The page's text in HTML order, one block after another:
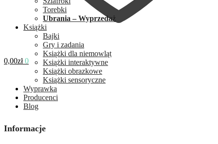
0,00zł 0
Torebki
Ubrania – Wyprzedaż
Książki
Bajki
Gry i zadania
Książki dla niemowląt
Książki interaktywne
Książki obrazkowe
Książki sensoryczne
Wyprawka
Producenci
Blog
Informacje